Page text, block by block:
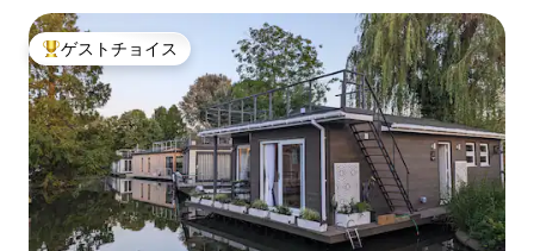
大好評のゲストチョイスです。
ゲストチョイス